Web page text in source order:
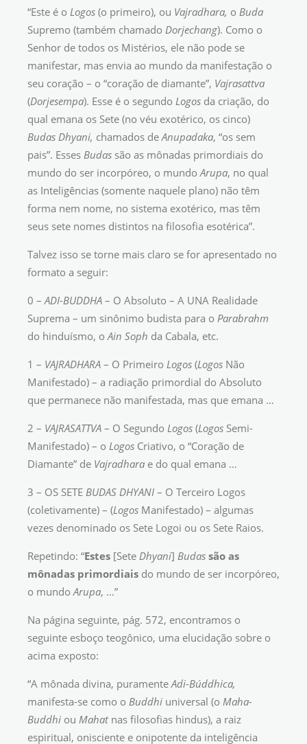
“Este é o Logos (o primeiro), ou Vajradhara, o Buda
Supremo (também chamado Dorjechang). Como o
Senhor de todos os Mistérios, ele não pode se
manifestar, mas envia ao mundo da manifestação o
seu coração – o “coração de diamante”, Vajrasattva
(Dorjesempa). Esse é o segundo Logos da criação, do
qual emana os Sete (no véu exotérico, os cinco)
Budas Dhyani, chamados deAnupadaka, “os sem
pais”. Esses Budas são as mônadas primordiais do
mundo do ser incorpóreo, o mundoArupa, no qual
as Inteligências (somente naquele plano) não têm
forma nem nome, no sistema exotérico, mas têm
seus sete nomes distintos na filosofia esotérica”.
Talvez isso se torne mais claro se for apresentado no
formato a seguir:
0 –ADI-BUDDHA – O Absoluto – A UNA Realidade
Suprema – um sinônimo budista para o Parabrahm
do hinduísmo, oAin Soph da Cabala, etc.
1 – VAJRADHARA – O Primeiro Logos (Logos Não
Manifestado) – a radiação primordial do Absoluto
que permanece não manifestada, mas que emana …
2 – VAJRASATTVA – O Segundo Logos (Logos Semi-
Manifestado) – o Logos Criativo, o “Coração de
Diamante” de Vajradhara e do qual emana …
3 – OS SETE BUDAS DHYANI – O Terceiro Logos
(coletivamente) – (Logos Manifestado) – algumas
vezes denominado os Sete Logoi ou os Sete Raios.
Repetindo: “Estes [Sete Dhyani] Budas são as
mônadas primordiais do mundo de ser incorpóreo,
o mundoArupa, …”
Na página seguinte, pág. 572, encontramos o
seguinte esboço teogônico, uma elucidação sobre o
acima exposto:
“A mônada divina, puramenteAdi-Búddhica,
manifesta-se como o Buddhi universal (o Maha-
Buddhi ou Mahatnas filosofias hindus), a raiz
espiritual, onisciente e onipotente da inteligência